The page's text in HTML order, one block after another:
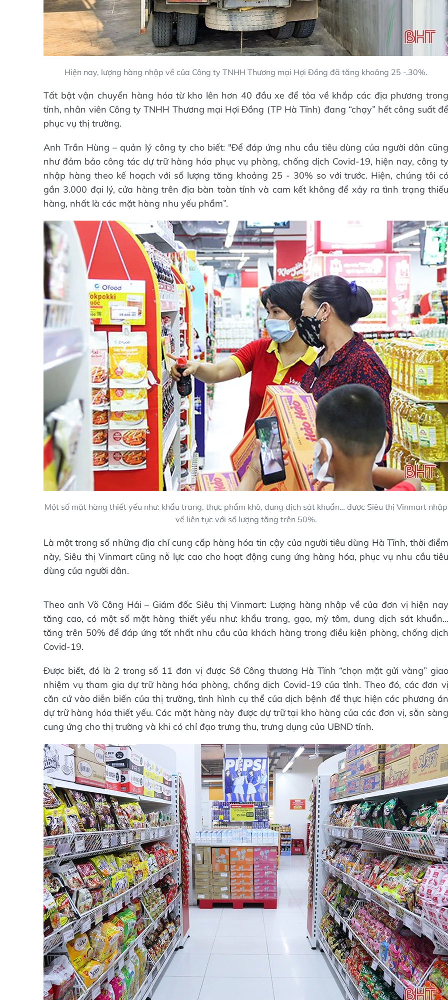
Hiện nay, lượng hàng nhập về của Công ty TNHH Thương mại Hợi Đồng đã tăng khoảng 25 -.30%.
Tất bật vận chuyển hàng hóa từ kho lên hơn 40 đầu xe để tỏa về khắp các địa phương trong
tỉnh, nhân viên Công ty TNHH Thương mại Hợi Đồng (TP Hà Tĩnh) đang “chạy” hết công suất để
phục vụ thị trường.
Anh Trần Hùng – quản lý công ty cho biết: "Để đáp ứng nhu cầu tiêu dùng của người dân cũng
như đảm bảo công tác dự trữ hàng hóa phục vụ phòng, chống dịch Covid-19, hiện nay, công ty
nhập hàng theo kế hoạch với số lượng tăng khoảng 25 - 30% so với trước. Hiện, chúng tôi có
gần 3.000 đại lý, cửa hàng trên địa bàn toàn tỉnh và cam kết không để xảy ra tình trạng thiếu
hàng, nhất là các mặt hàng nhu yếu phẩm”.
Một số mặt hàng thiết yếu như: khẩu trang, thực phẩm khô, dung dịch sát khuẩn… được Siêu thị Vinmart nhập
về liên tục với số lượng tăng trên 50%.
Là một trong số những địa chỉ cung cấp hàng hóa tin cậy của người tiêu dùng Hà Tĩnh, thời điểm
này, Siêu thị Vinmart cũng nỗ lực cao cho hoạt động cung ứng hàng hóa, phục vụ nhu cầu tiêu
dùng của người dân.
Theo anh Võ Công Hải – Giám đốc Siêu thị Vinmart: Lượng hàng nhập về của đơn vị hiện nay
tăng cao, có một số mặt hàng thiết yếu như: khẩu trang, gạo, mỳ tôm, dung dịch sát khuẩn…
tăng trên 50% để đáp ứng tốt nhất nhu cầu của khách hàng trong điều kiện phòng, chống dịch
Covid-19.
Được biết, đó là 2 trong số 11 đơn vị được Sở Công thương Hà Tĩnh “chọn mặt gửi vàng” giao
nhiệm vụ tham gia dự trữ hàng hóa phòng, chống dịch Covid-19 của tỉnh. Theo đó, các đơn vị
căn cứ vào diễn biến của thị trường, tình hình cụ thể của dịch bệnh để thực hiện các phương án
dự trữ hàng hóa thiết yếu. Các mặt hàng này được dự trữ tại kho hàng của các đơn vị, sẵn sàng
cung ứng cho thị trường và khi có chỉ đạo trưng thu, trưng dụng của UBND tỉnh.